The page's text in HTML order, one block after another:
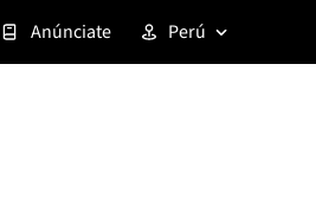
Anúnciate Perú